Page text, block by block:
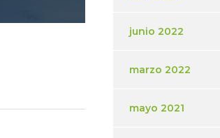
junio 2022
marzo 2022
mayo 2021